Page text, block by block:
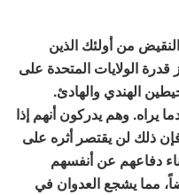
من أولئك الذين
الولايات المتحدة على
الهندي والهادئ.
يراه. وهم يدركون أنهم إذا
ذلك لن يقتصر أثره على
دفاعهم عن أنفسهم
مما يشجع العدوان في